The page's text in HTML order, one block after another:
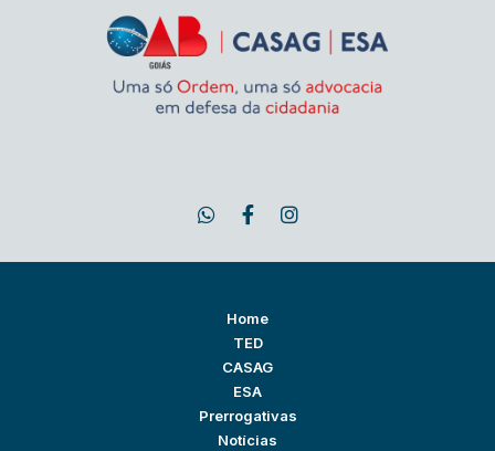
Home
TED
CASAG
ESA
Prerrogativas
Notícias